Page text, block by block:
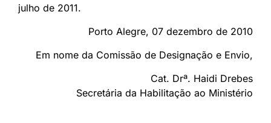
julho de 2011.
Porto Alegre, 07 dezembro de 2010
Em nome da Comissão de Designação e Envio,
Cat. Drª. Haidi Drebes
Secretária da Habilitação ao Ministério